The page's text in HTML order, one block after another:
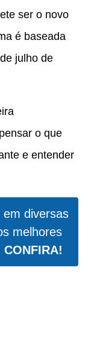
ser o novo
é baseada
julho de
o que
e entender
em diversas
melhores
CONFIRA!